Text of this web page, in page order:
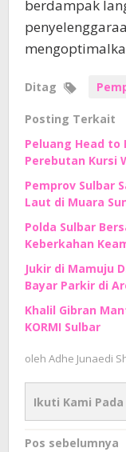
berdampak
Ditag
Posting Terkait
Peluang Head to
Perebutan Kursi
Pemprov Sulbar
Laut di Muara
Polda Sulbar
Keberkahan
Jukir di Mamuju
Bayar Parkir di
Khalil Gibran
KORMI Sulbar
oleh Adhe Junaedi
Ikuti Kami Pada
Navigasi
Pos sebelumnya